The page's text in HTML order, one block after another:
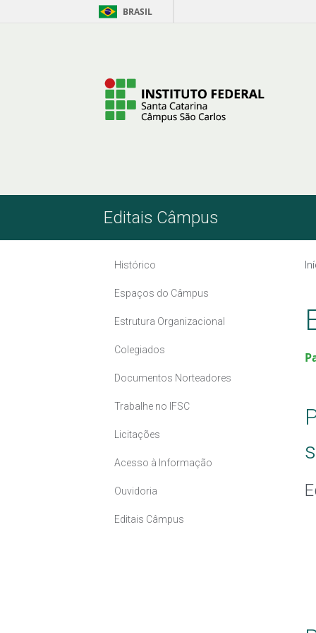
Pular para o Conteúdo BRASIL
Editais Câmpus
Histórico
Espaços do Câmpus
Estrutura Organizacional
Colegiados
Documentos Norteadores
Trabalhe no IFSC
Licitações
Acesso à Informação
Ouvidoria
Editais Câmpus